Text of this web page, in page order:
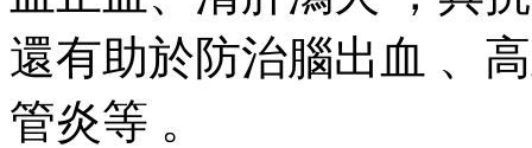
還有助於防治腦出血 、高
管炎等 。